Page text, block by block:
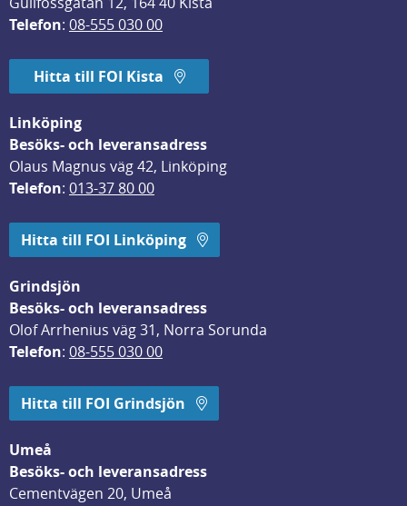
Telefon: 08-555 030 00
Hitta till FOI Kista
Linköping
Besöks- och leveransadress
Olaus Magnus väg 42, Linköping
Telefon: 013-37 80 00
Hitta till FOI Linköping
Grindsjön
Besöks- och leveransadress
Olof Arrhenius väg 31, Norra Sorunda
Telefon: 08-555 030 00
Hitta till FOI Grindsjön
Umeå
Besöks- och leveransadress
Cementvägen 20, Umeå